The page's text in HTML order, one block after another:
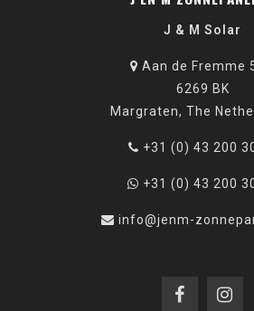
J & M Solar
Aan de Fremme
6269 BK
Margraten, The
+31 (0) 43 200
+31 (0) 43 200
info@jenm-